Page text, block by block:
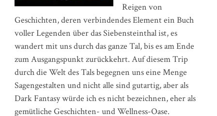
Reigen von
Geschichten, deren verbindendes Element ein Buch
voller Legenden über das Siebensteinthal ist, es
wandert mit uns durch das ganze Tal, bis es am Ende
zum Ausgangspunkt zurückkehrt. Auf diesem Trip
durch die Welt des Tals begegnen uns eine Menge
Sagengestalten und nicht alle sind gutartig, aber als
Dark Fantasy würde ich es nicht bezeichnen, eher als
gemütliche Geschichten- und Wellness-Oase.